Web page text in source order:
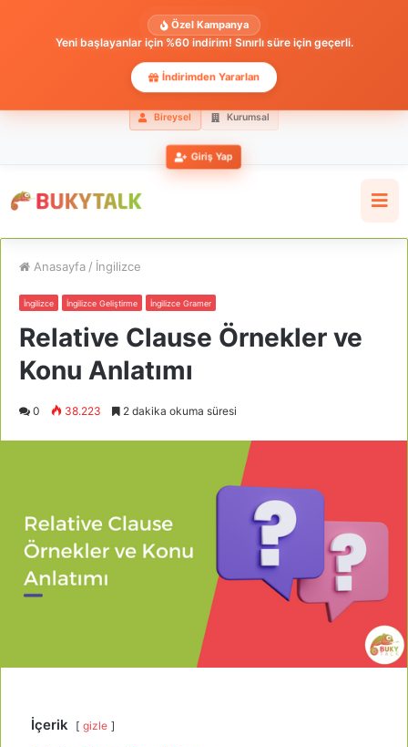
Özel Kampanya
Yeni başlayanlar için %60 indirim! Sınırlı süre için geçerli.
İndirimden Yararlan
Bireysel Kurumsal
Giriş Yap
Anasayfa / İngilizce
İngilizce İngilizce Geliştirme İngilizce Gramer
Relative Clause Örnekler ve
Konu Anlatımı
0 38.223 2 dakika okuma süresi
İçerik gizle